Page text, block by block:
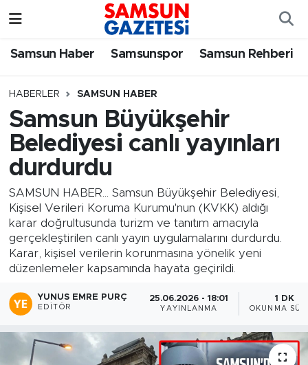
Samsun Haber Samsunspor Samsun Rehberi
HABERLER SAMSUN HABER
Samsun Büyükşehir
Belediyesi canlı yayınları
durdurdu
SAMSUN HABER... Samsun Büyükşehir Belediyesi,
Kişisel Verileri Koruma Kurumu'nun (KVKK) aldığı
karar doğrultusunda turizm ve tanıtım amacıyla
gerçekleştirilen canlı yayın uygulamalarını durdurdu.
Karar, kişisel verilerin korunmasına yönelik yeni
düzenlemeler kapsamında hayata geçirildi.
YUNUS EMRE PURÇ
EDITÖR
25.06.2026 - 18:01
YAYINLANMA
1 DK
OKUNMA
Samsun Haber
Samsun Rehberi
Resmi İlanlar
Samsun Nöbetçi Eczaneler
SAMSUN Namaz Vakitleri
Samsun Trafik Yoğunluk Haritası
Süper Lig Puan Durumu ve Fikstür
Tüm Manşetler
Son Dakika Haberleri
Haber Arşivi